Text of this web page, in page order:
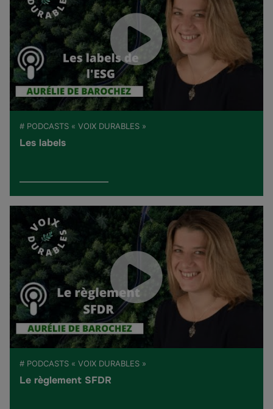
# PODCASTS « VOIX DURABLES »
Les labels
# PODCASTS « VOIX DURABLES »
Le règlement SFDR